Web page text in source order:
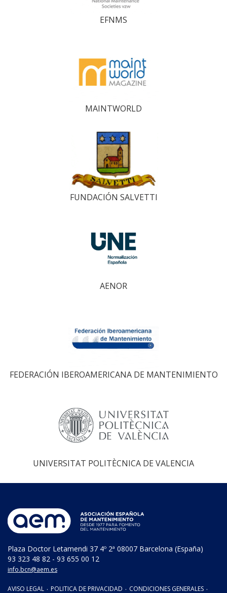
EFNMS
MAINTWORLD
FUNDACIÓN SALVETTI
AENOR
FEDERACIÓN IBEROAMERICANA DE MANTENIMIENTO
UNIVERSITAT POLITÈCNICA DE VALENCIA
Plaza Doctor Letamendi 37 4º 2ª 08007 Barcelona (España)
93 323 48 82 - 93 655 00 12
info.bcn@aem.es
AVISO LEGAL · POLITICA DE PRIVACIDAD · CONDICIONES GENERALES ·